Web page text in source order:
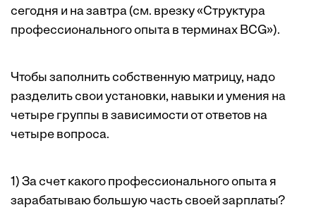
сегодня и на завтра (см. врезку «Структура
профессионального опыта в терминах BCG»).
Чтобы заполнить собственную матрицу, надо
разделить свои установки, навыки и умения на
четыре группы в зависимости от ответов на
четыре вопроса.
1) За счет какого профессионального опыта я
зарабатываю большую часть своей зарплаты?